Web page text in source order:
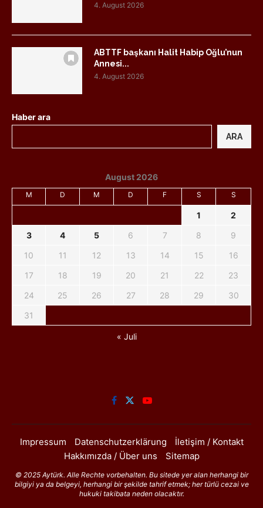
4. August 2026
ABTTF başkanı Halit Habip Oğlu’nun
Annesi...
4. August 2026
Haber ara
ARA
August 2026
M D M D F S S
1
2
3
4 5 6 7 8
9
10
11 12 13 14 15
16
17
18 19 20 21 22
23
24
25 26 27 28 29
30
31
« Juli
Impressum Datenschutzerklärung
İletişim / Kontakt
Hakkımızda / Über uns
Sitemap
© 2025 Aytürk. Alle Rechte vorbehalten. Bu sitede yer alan herhangi bir
bilgiyi ya da belgeyi, herhangi bir şekilde tahrif etmek; her türlü cezai ve
hukuki takibata neden olacaktır.